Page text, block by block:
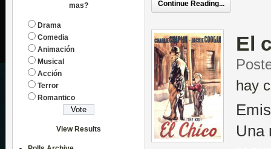
Continue Reading...
El
hay
Una
mas?
Drama
Comedia
Animación
Musical
Acción
Terror
Romantico
View Results